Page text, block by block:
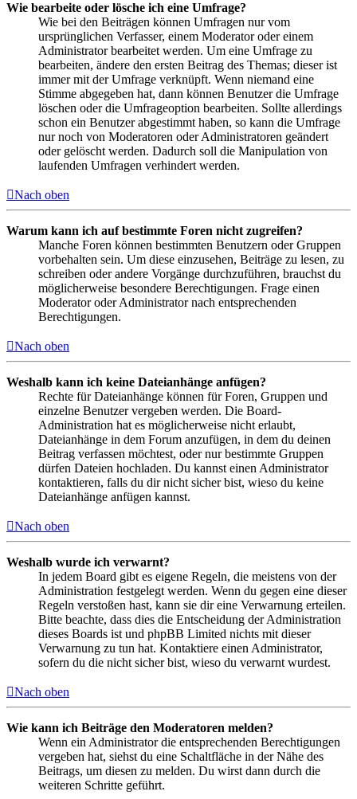
Wie bearbeite oder lösche ich eine Umfrage?
Wie bei den Beiträgen können Umfragen nur vom
ursprünglichen Verfasser, einem Moderator oder einem
Administrator bearbeitet werden. Um eine Umfrage zu
bearbeiten, ändere den ersten Beitrag des Themas; dieser ist
immer mit der Umfrage verknüpft. Wenn niemand eine
Stimme abgegeben hat, dann können Benutzer die Umfrage
löschen oder die Umfrageoption bearbeiten. Sollte allerdings
schon ein Benutzer abgestimmt haben, so kann die Umfrage
nur noch von Moderatoren oder Administratoren geändert
oder gelöscht werden. Dadurch soll die Manipulation von
laufenden Umfragen verhindert werden.
Nach oben
Warum kann ich auf bestimmte Foren nicht zugreifen?
Manche Foren können bestimmten Benutzern oder Gruppen
vorbehalten sein. Um diese einzusehen, Beiträge zu lesen, zu
schreiben oder andere Vorgänge durchzuführen, brauchst du
möglicherweise besondere Berechtigungen. Frage einen
Moderator oder Administrator nach entsprechenden
Berechtigungen.
Nach oben
Weshalb kann ich keine Dateianhänge anfügen?
Rechte für Dateianhänge können für Foren, Gruppen und
einzelne Benutzer vergeben werden. Die Board-
Administration hat es möglicherweise nicht erlaubt,
Dateianhänge in dem Forum anzufügen, in dem du deinen
Beitrag verfassen möchtest, oder nur bestimmte Gruppen
dürfen Dateien hochladen. Du kannst einen Administrator
kontaktieren, falls du dir nicht sicher bist, wieso du keine
Dateianhänge anfügen kannst.
Nach oben
Weshalb wurde ich verwarnt?
In jedem Board gibt es eigene Regeln, die meistens von der
Administration festgelegt werden. Wenn du gegen eine dieser
Regeln verstoßen hast, kann sie dir eine Verwarnung erteilen.
Bitte beachte, dass dies die Entscheidung der Administration
dieses Boards ist und phpBB Limited nichts mit dieser
Verwarnung zu tun hat. Kontaktiere einen Administrator,
sofern du die nicht sicher bist, wieso du verwarnt wurdest.
Nach oben
Wie kann ich Beiträge den Moderatoren melden?
Wenn ein Administrator die entsprechenden Berechtigungen
vergeben hat, siehst du eine Schaltfläche in der Nähe des
Beitrags, um diesen zu melden. Du wirst dann durch die
weiteren Schritte geführt.